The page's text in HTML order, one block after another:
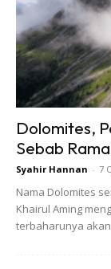
Dolomites,
Sebab
Syahir Hannan - 7
Nama Dolomites
Khairul Aming
terbaharunya